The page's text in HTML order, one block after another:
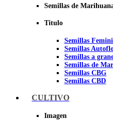
Semillas de
Titulo
Semillas
Semillas
Semillas a
Semillas de
Semillas CBG
Semillas CBD
Sheer seeds
CULTIVO
Imagen